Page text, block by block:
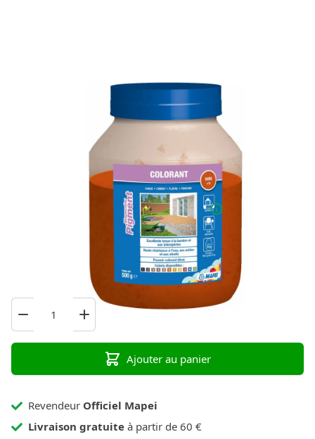
17,49 €
Stock suffisant : 13 Pièces
Commandé avant 16h00, expédié aujourd’hui!
Consultez ici toutes les variantesde Mapei Mapecolor
Ajouter au panier
Revendeur Officiel Mapei
Livraison gratuite à partir de 60 €